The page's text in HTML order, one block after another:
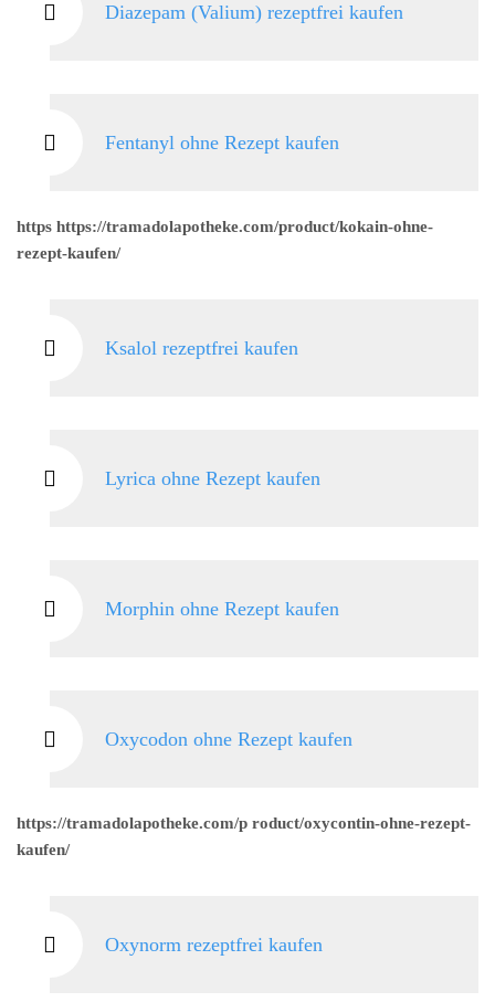
Diazepam (Valium) rezeptfrei kaufen
Fentanyl ohne Rezept kaufen
https https://tramadolapotheke.com/product/kokain-ohne-
rezept-kaufen/
Ksalol rezeptfrei kaufen
Lyrica ohne Rezept kaufen
Morphin ohne Rezept kaufen
Oxycodon ohne Rezept kaufen
https://tramadolapotheke.com/p roduct/oxycontin-ohne-rezept-
kaufen/
Oxynorm rezeptfrei kaufen